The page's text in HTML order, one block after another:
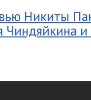
Никиты
Чиндяйкина и